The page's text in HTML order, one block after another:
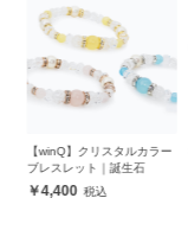
【winQ】クリスタルカラー
ブレスレット｜誕生石
4,400